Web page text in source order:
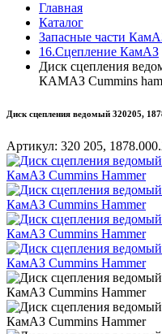
Главная
Каталог
Запасные части
16.Сцепление КамАЗ
Диск сцепления
КАМАЗ Cummins
Диск сцепления ведомый 320205,
Артикул: 320 205,